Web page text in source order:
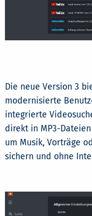
Die neue Version 3
modernisierte
integrierte
direkt in MP3-
um Musik, Vorträge
sichern und ohne